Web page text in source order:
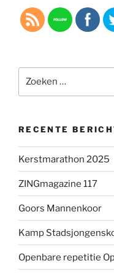
naar:
RECENTE
Kerstmarathon 2025
ZINGmagazine 117
Goors Mannenkoor
Kamp
Openbare repetitie